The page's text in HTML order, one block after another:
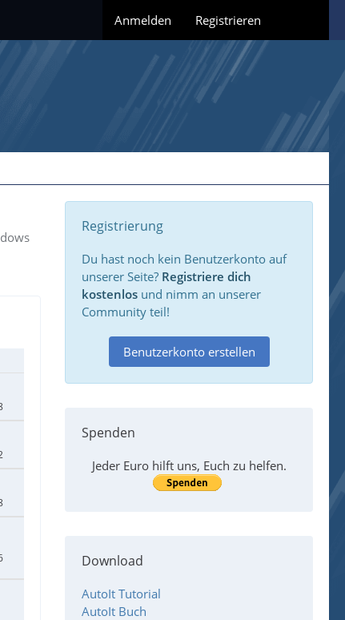
Anmelden Registrieren
Registrierung
Du hast noch kein Benutzerkonto auf
unserer Seite? Registriere dich
kostenlos und nimm an unserer
Community teil!
Benutzerkonto erstellen
Spenden
Jeder Euro hilft uns, Euch zu helfen.
Download
AutoIt Tutorial
AutoIt Buch